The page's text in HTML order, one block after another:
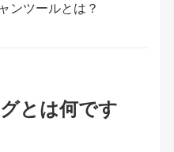
ンツールとは？
とは何です